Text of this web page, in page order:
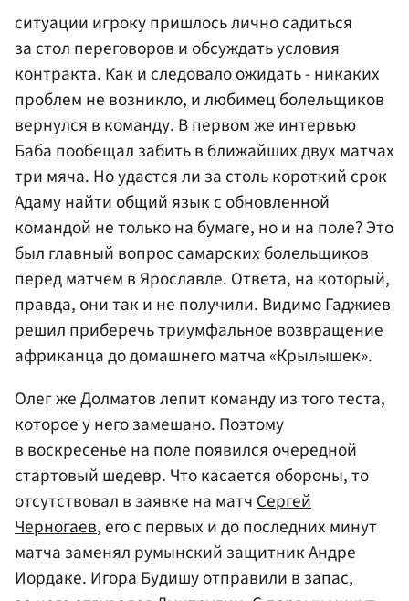
ситуации игроку пришлось лично садиться
за стол переговоров и обсуждать условия
контракта. Как и следовало ожидать - никаких
проблем не возникло, и любимец болельщиков
вернулся в команду. В первом же интервью
Баба пообещал забить в ближайших двух матчах
три мяча. Но удастся ли за столь короткий срок
Адаму найти общий язык с обновленной
командой не только на бумаге, но и на поле? Это
был главный вопрос самарских болельщиков
перед матчем в Ярославле. Ответа, на который,
правда, они так и не получили. Видимо Гаджиев
решил приберечь триумфальное возвращение
африканца до домашнего матча «Крылышек».
Олег же Долматов лепит команду из того теста,
которое у него замешано. Поэтому
в воскресенье на поле появился очередной
стартовый шедевр. Что касается обороны, то
отсутствовал в заявке на матчСергей
Черногаев, его с первых и до последних минут
матча заменял румынский защитник Андре
Иордаке. Игора Будишу отправили в запас,